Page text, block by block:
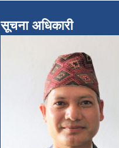
सूचना अधिकारी